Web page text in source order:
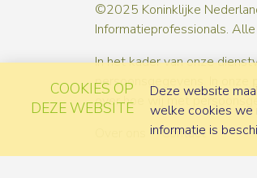
©2025 Koninklijke
Informatieprofessionals.
In het kader van onze
persoonsgegevens. In onze
over hoe wij met
Contact
COOKIES OP
DEZE WEBSITE
Deze website
welke cookies we
informatie is